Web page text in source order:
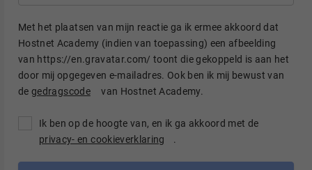
Met het plaatsen van mijn reactie ga ik ermee akkoord dat
Hostnet Academy (indien van toepassing) een afbeelding
van https://en.gravatar.com/ toont die gekoppeld is aan het
door mij opgegeven e-mailadres. Ook ben ik mij bewust van
degedragscode van Hostnet Academy.
Ik ben op de hoogte van, en ik ga akkoord met de
privacy- en cookieverklaring
.